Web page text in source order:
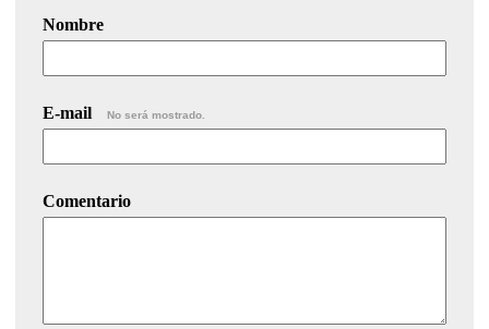
Nombre
E-mail No será mostrado.
Comentario